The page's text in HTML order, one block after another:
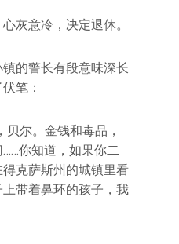
灰意冷，决定退休。
的警长有段意味深长
笔：
贝尔。金钱和毒品，
你知道，如果你二
克萨斯州的城镇里看
带着鼻环的孩子，我